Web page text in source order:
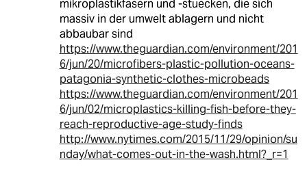
mikroplastikfasern und -stuecken, die sich
massiv in der umwelt ablagern und nicht
abbaubar sind
https://www.theguardian.com/environment/201
6/jun/20/microfibers-plastic-pollution-oceans-
patagonia-synthetic-clothes-microbeads
https://www.theguardian.com/environment/201
6/jun/02/microplastics-killing-fish-before-they-
reach-reproductive-age-study-finds
http://www.nytimes.com/2015/11/29/opinion/su
nday/what-comes-out-in-the-wash.html?_r=1